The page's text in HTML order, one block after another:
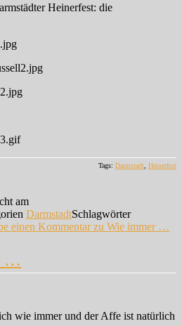
Heinerfest: die
Tags: Darmstadt Heinerfest
am
DarmstadtSchlagwörter
einen Kommentarzu Wie immer …
…
wie immer und der Affe ist natürlich